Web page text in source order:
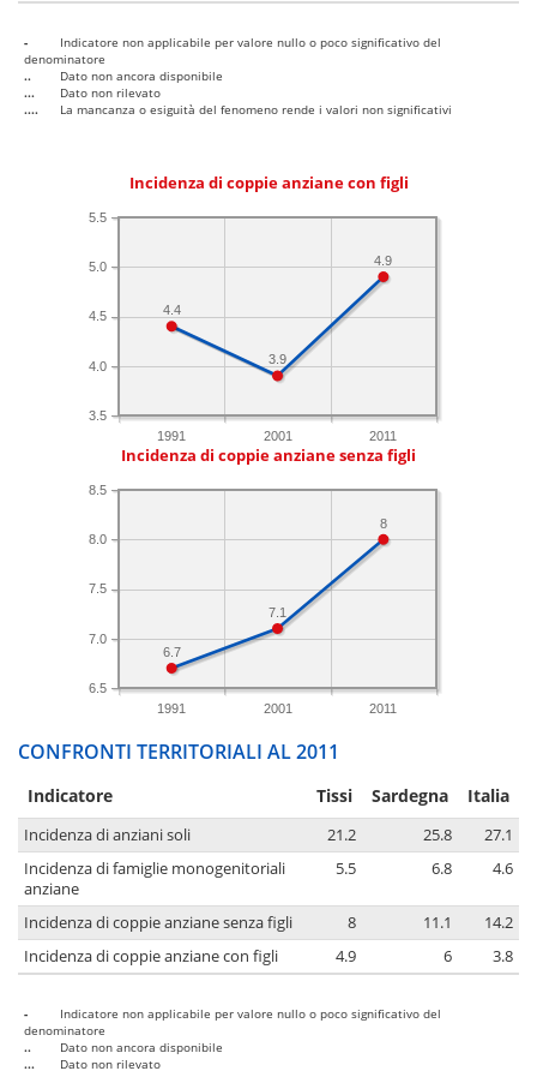
-
Indicatore non applicabile per valore nullo o poco significativo del
denominatore
..
Dato non ancora disponibile
...
Dato non rilevato
....
La mancanza o esiguità del fenomeno rende i valori non significativi
Incidenza di coppie anziane con figli
1991 2001 2011
3.5
4.0
4.5
5.0
5.5
4.9
3.9
4.4
Incidenza di coppie anziane senza figli
1991 2001 2011
6.5
7.0
7.5
8.0
8.5
8
7.1
6.7
CONFRONTI TERRITORIALI AL 2011
Indicatore Tissi Sardegna Italia
Incidenza di anziani soli 21.2 25.8
27.1
Incidenza di famiglie monogenitoriali
anziane
5.5 6.8 4.6
Incidenza di coppie anziane senza figli 8 11.1
14.2
Incidenza di coppie anziane con figli
4.9 6 3.8
-
Indicatore non applicabile per valore nullo o poco significativo del
denominatore
..
Dato non ancora disponibile
...
Dato non rilevato